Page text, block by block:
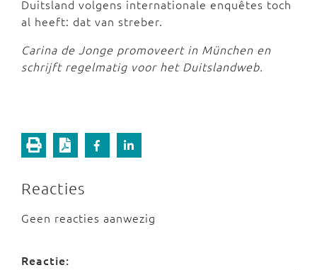
Duitsland volgens internationale enquêtes toch
al heeft: dat van streber.
Carina de Jonge promoveert in München en
schrijft regelmatig voor het Duitslandweb.
Reacties
Geen reacties aanwezig
Reactie: